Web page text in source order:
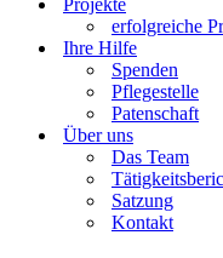
Projekte
erfolgreiche
Ihre Hilfe
Spenden
Pflegestelle
Patenschaft
Über uns
Das Team
Satzung
Kontakt